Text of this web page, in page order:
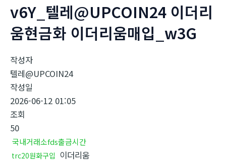
v6Y_텔레@UPCOIN24 이더리
움현금화 이더리움매입_w3G
작성자
텔레@UPCOIN24
작성일
2026-06-12 01:05
조회
50
국내거래소fds출금시간
trc20원화구입 이더리움